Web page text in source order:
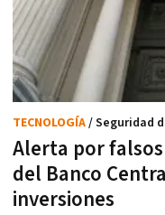
Alerta por
del Banco
inversiones
TECNOLOGÍA/ Seguridad